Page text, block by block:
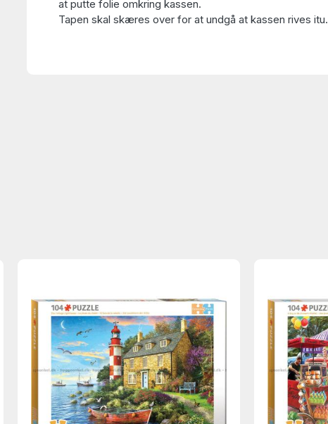
at putte folie omkring kassen.
Tapen skal skæres over for at undgå at kassen rives itu.